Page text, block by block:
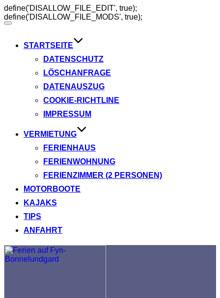
define('DISALLOW_FILE_EDIT', true);
define('DISALLOW_FILE_MODS', true);
Navigation
STARTSEITE
DATENSCHUTZ
LÖSCHANFRAGE
DATENAUSZUG
COOKIE-RICHTLINE
IMPRESSUM
VERMIETUNG
FERIENHAUS
FERIENWOHNUNG
FERIENZIMMER (2 PERSONEN)
MOTORBOOTE
KAJAKS
TIPS
ANFAHRT
Zum
Inhalt